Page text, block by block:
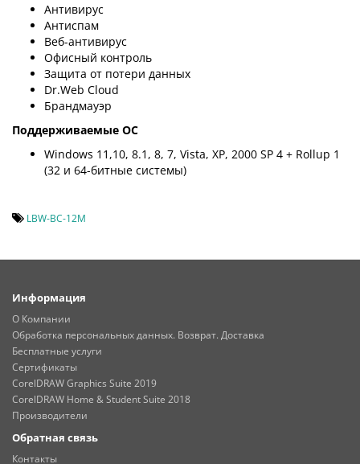
Антивирус
Антиспам
Веб-антивирус
Офисный контроль
Защита от потери данных
Dr.Web Cloud
Брандмауэр
Поддерживаемые ОС
Windows 11,10, 8.1, 8, 7, Vista, XP, 2000 SP 4 + Rollup 1
(32 и 64-битные системы)
LBW-BC-12M
Информация
О Компании
Обработка персональных данных. Возврат. Доставка
Бесплатные услуги
Сертификаты
CorelDRAW Graphics Suite 2019
CorelDRAW Home & Student Suite 2018
Производители
Обратная связь
Контакты